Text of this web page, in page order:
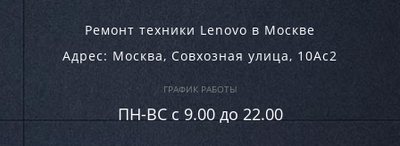
Ремонт техники Lenovo в Москве
Адрес: Москва, Совхозная улица, 10Ас2
ГРАФИК РАБОТЫ
ПН-ВC c 9.00 до 22.00